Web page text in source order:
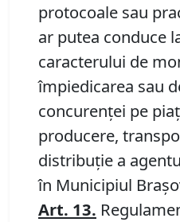
protocoale sau
ar putea conduce
caracterului de
împiedicarea sau
concurenţei pe
producere,
distribuţie a
în Municipiul
Art. 13.